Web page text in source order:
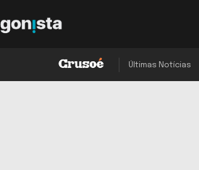
Últimas Notícias